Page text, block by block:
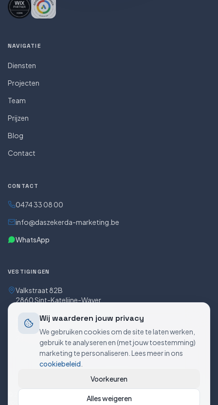
NAVIGATIE
Diensten
Projecten
Team
Prijzen
Blog
Contact
CONTACT
0474 33 08 00
info@daszekerda-marketing.be
WhatsApp
VESTIGINGEN
Valkstraat 82B
2860 Sint-Katelijne-Waver
Hendrik Consciencestraat 5
Bus 5/0301
2800 Mechelen
Daszekerda Marketing. BTW BE0773.621.718. Alle rechten
Wij waarderen jouw privacy
We gebruiken cookies om de site te laten werken,
gebruik te analyseren en (met jouw toestemming)
marketing te personaliseren. Lees meer in ons
cookiebeleid
Voorkeuren
Alles weigeren